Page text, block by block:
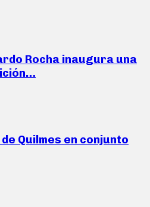
Rocha inaugura una
Quilmes en conjunto